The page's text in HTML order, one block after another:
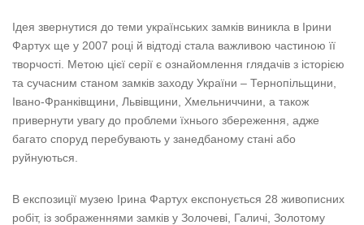
Ідея звернутися до теми українських замків виникла в Ірини
Фартух ще у 2007 році й відтоді стала важливою частиною її
творчості. Метою цієї серії є ознайомлення глядачів з історією
та сучасним станом замків заходу України – Тернопільщини,
Івано-Франківщини, Львівщини, Хмельниччини, а також
привернути увагу до проблеми їхнього збереження, адже
багато споруд перебувають у занедбаному стані або
руйнуються.
В експозиції музею Ірина Фартух експонується 28 живописних
робіт, із зображеннями замків у Золочеві, Галичі, Золотому